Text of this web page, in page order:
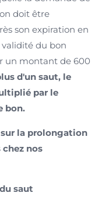
doit être
son expiration en
du bon
un montant de 600
d'un saut, le
par le
bon.
la prolongation
nos
saut